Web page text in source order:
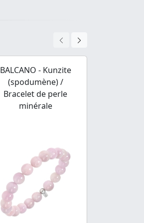
BALCANO - Kunzite
(spodumène) /
Bracelet de perle
minérale